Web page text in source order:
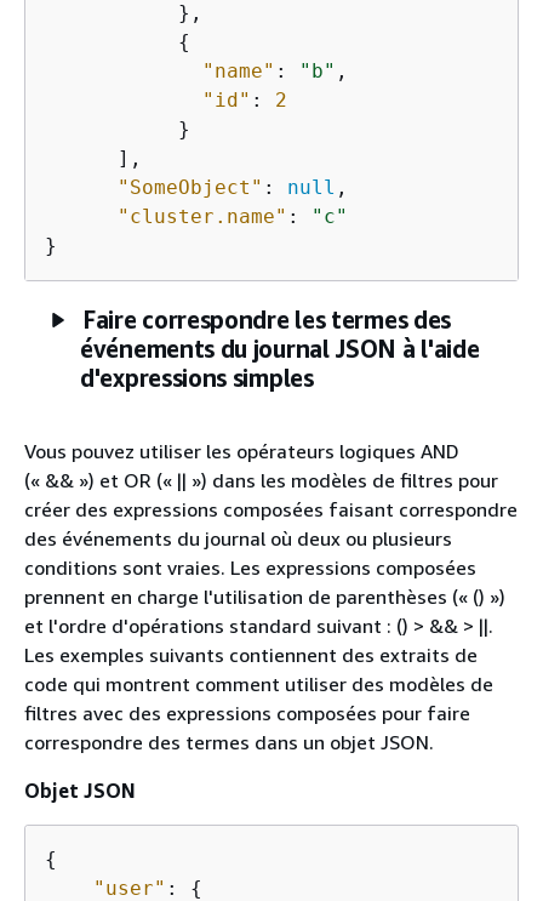
           },
{
"name" : "b" ,
"id" : 2
           }
      ],
"SomeObject" : null ,
"cluster.name" :
"c"
}
Faire correspondre les termes des
événements du journal JSON à l'aide
d'expressions simples
Vous pouvez utiliser les opérateurs logiques AND
(« && ») et OR (« || ») dans les modèles de filtres pour
créer des expressions composées faisant correspondre
des événements du journal où deux ou plusieurs
conditions sont vraies. Les expressions composées
prennent en charge l'utilisation de parenthèses (« () »)
et l'ordre d'opérations standard suivant : () > && > ||.
Les exemples suivants contiennent des extraits de
code qui montrent comment utiliser des modèles de
filtres avec des expressions composées pour faire
correspondre des termes dans un objet JSON.
Objet JSON
{
"user" : {